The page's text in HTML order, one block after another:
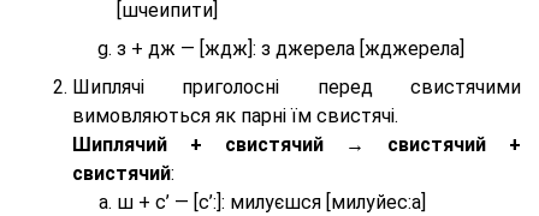
[шчеипити]
з + дж — [ждж]: з джерела [жджерела]
Шиплячі приголосні перед свистячими
вимовляються як парні їм свистячі.
Шиплячий + свистячий → свистячий +
свистячий:
ш + с’ — [с’:]: милуєшся [милуйес:а]